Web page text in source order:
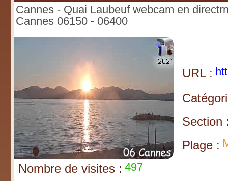
Cannes - Quai Laubeuf webcam en
Cannes 06150 - 06400
URL :
Section
Plage :
Nombre de visites : 497